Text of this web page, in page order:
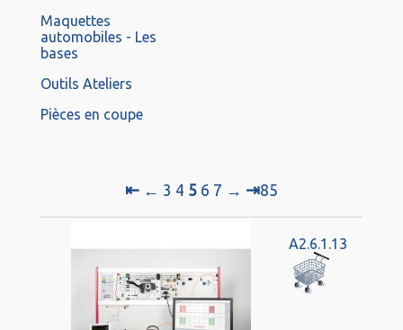
Maquettes
automobiles - Les
bases
Outils Ateliers
Pièces en coupe
⇤ ← 3 4 5 6 7 → ⇥85
A2.6.1.13